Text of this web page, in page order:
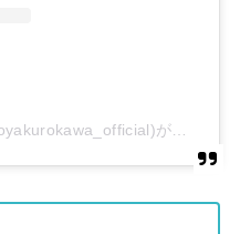
黒川 想矢/kurokawa soya(@soyakurokawa_official)がシェアした投稿